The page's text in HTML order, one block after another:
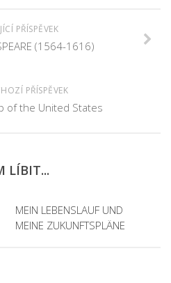
PŘÍSPĚVEK
(1564-1616)
PŘÍSPĚVEK
of the United States
LÍBIT...
MEIN LEBENSLAUF UND
MEINE ZUKUNFTSPLÄNE